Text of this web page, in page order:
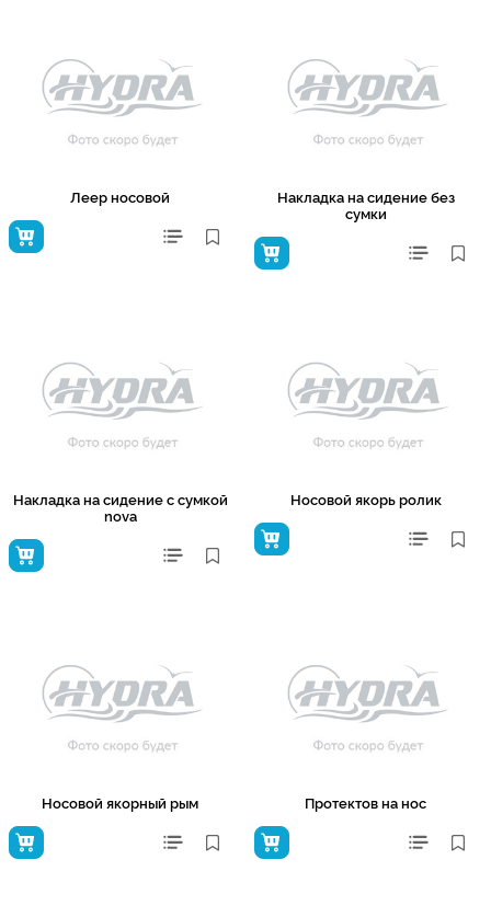
Леер носовой
Накладка на сидение без
сумки
Накладка на сидение с сумкой
nova
Носовой якорь ролик
Носовой якорный рым Протектов на нос